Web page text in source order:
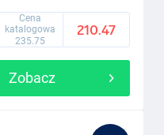
Cena
katalogowa
235.75
210.47
Zobacz